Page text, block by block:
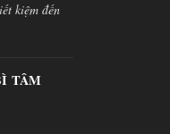
kiệm đến
TÂM